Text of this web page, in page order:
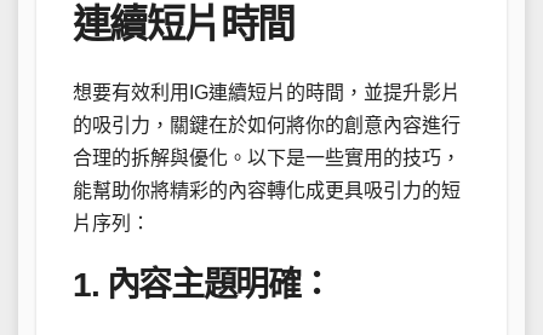
連續短片時間
想要有效利用IG連續短片的時間，並提升影片
的吸引力，關鍵在於如何將你的創意內容進行
合理的拆解與優化。以下是一些實用的技巧，
能幫助你將精彩的內容轉化成更具吸引力的短
片序列：
1. 內容主題明確：